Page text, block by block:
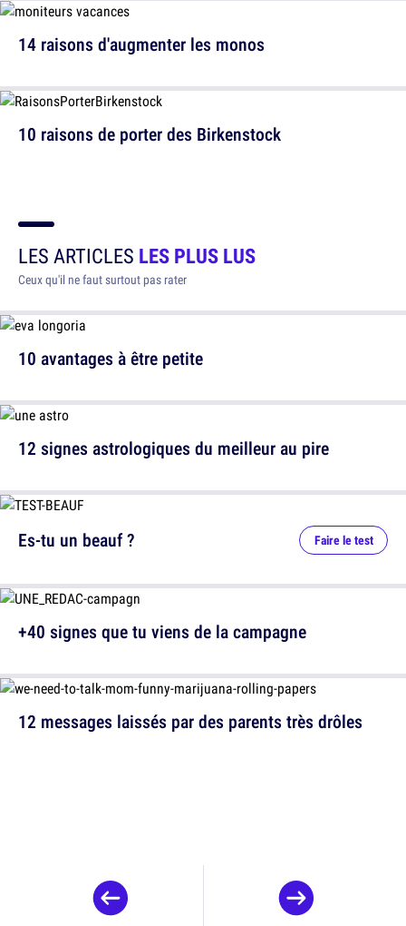
14 raisons d'augmenter les monos
10 raisons de porter des Birkenstock
LES ARTICLES LES PLUS LUS
Ceux qu'il ne faut surtout pas rater
10 avantages à être petite
12 signes astrologiques du meilleur au pire
12 messages laissés par des parents très drôles
Es-tu un beauf ? Faire le test
+40 signes que tu viens de la campagne